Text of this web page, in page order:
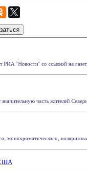
"Новости" со ссылкой на
часть жителей
США